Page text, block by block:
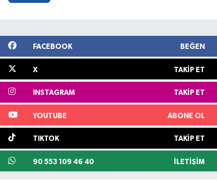
FACEBOOK BEĞEN
X TAKIP ET
INSTAGRAM TAKIP ET
YOUTUBE ABONE OL
TIKTOK TAKIP ET
90 553 109 46 40 İLETIŞIM